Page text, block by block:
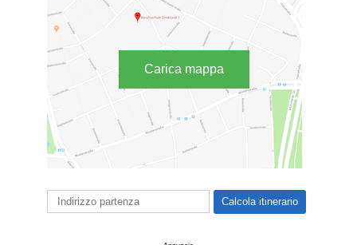
Carica mappa